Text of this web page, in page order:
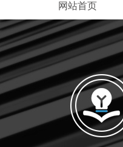
网站首页